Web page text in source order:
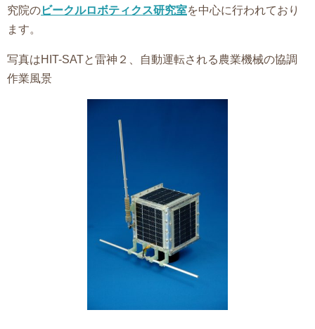
究院のビークルロボティクス研究室を中心に行われており
ます。
写真はHIT-SATと雷神２、自動運転される農業機械の協調
作業風景